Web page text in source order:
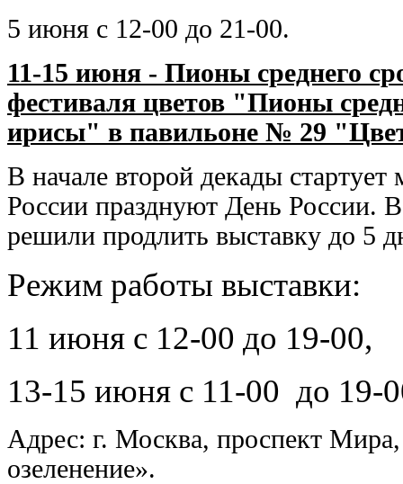
5 июня с 12-00 до 21-00.
11-15 июня - Пионы среднего
фестиваля цветов "Пионы
ирисы" в павильоне № 29
В начале второй декады
России празднуют День России.
решили продлить выставку до 5
Режим работы выставки:
11 июня с 12-00 до 19-00,
13-15 июня с 11-00 до 19-
Адрес: г. Москва, проспект
озеленение».